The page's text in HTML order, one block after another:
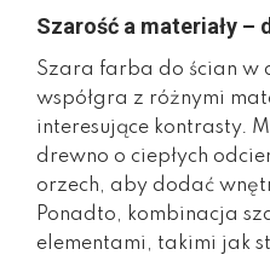
Szarość a materiały –
Szara farba do ścian w
współgra z różnymi
interesujące kontrasty.
drewno o ciepłych
orzech, aby dodać
Ponadto, kombinacja
elementami, takimi jak